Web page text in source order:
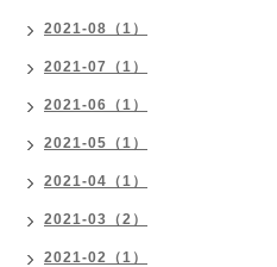
2021-08（1）
2021-07（1）
2021-06（1）
2021-05（1）
2021-04（1）
2021-03（2）
2021-02（1）